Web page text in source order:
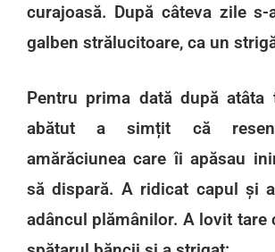
curajoasă. După câteva zile
galben strălucitoare, ca un
Pentru prima dată după atâta
abătut a simțit că
amărăciunea care îi apăsau
să dispară. A ridicat capul și
adâncul plămânilor. A lovit tare